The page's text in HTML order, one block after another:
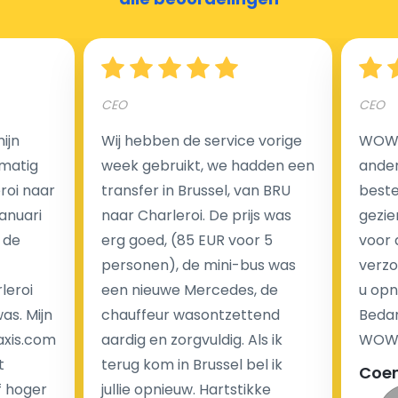
Hoeveel kost een luchthaven taxi transfer?
Een van de meest aantrekkelijke voordelen van
luchthaventaxi's is een vast tarief voor uw rit. In
tegenstelling tot traditionele taxi's met taxameter
brengen wij u geen extra kosten in rekening voor de
nachtrit.
We hebben geen ophaaltarief of extra kosten voor
wachttijd als uw vlucht vertraging heeft.
Kijk op onze website voor meer informatie over uw
transferkosten. Ons boekingsformulier bevat alle
mogelijke extra's die u kunt kiezen en de prijs die u
naar
Mijn
hoger
CEO
Wij hebben de service vorige
week gebruikt, we hadden een
transfer in Brussel, van BRU
naar Charleroi. De prijs was
erg goed, (85 EUR voor 5
personen), de mini-bus was
een nieuwe Mercedes, de
chauffeur wasontzettend
aardig en zorgvuldig. Als ik
terug kom in Brussel bel ik
jullie opnieuw. Hartstikke
CEO
voor
u